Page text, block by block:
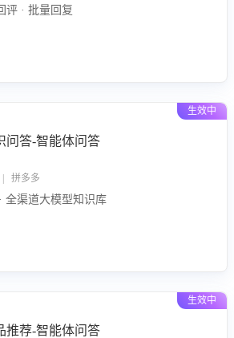
评 · 批量回复
生效中
问答-智能体问答
拼多多
全渠道大模型知识库
生效中
推荐-智能体问答